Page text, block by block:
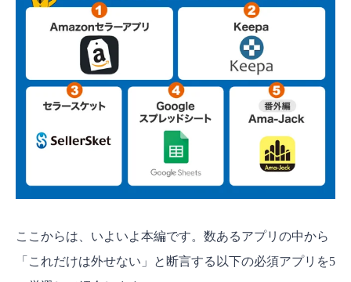
ここからは、いよいよ本編です。数あるアプリの中から
「これだけは外せない」と断言する以下の必須アプリを5